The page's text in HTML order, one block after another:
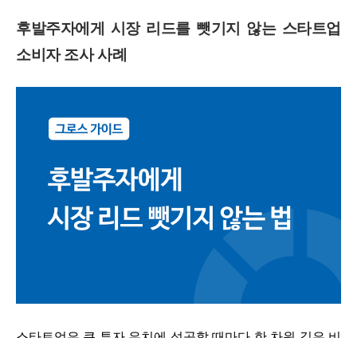
후발주자에게 시장 리드를 뺏기지 않는 스타트업
소비자 조사 사례